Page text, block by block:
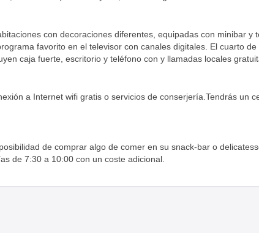
con decoraciones diferentes, equipadas con minibar y
favorito en el televisor con canales digitales. El cuarto
caja fuerte, escritorio y teléfono con y llamadas locales
a Internet wifi gratis o servicios de conserjería.Tendrás un
de comprar algo de comer en su snack-bar o
de 7:30 a 10:00 con un coste adicional.